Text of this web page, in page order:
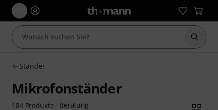
Suche
Ständer
Mikrofonständer
184 Produkte · Beratung